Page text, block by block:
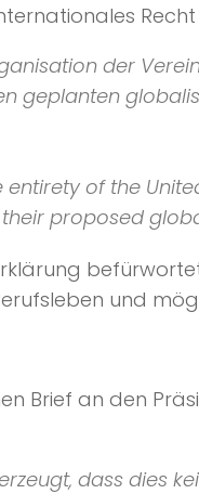
der
geplanten
of the
proposed
und
Brief an den
dass dies